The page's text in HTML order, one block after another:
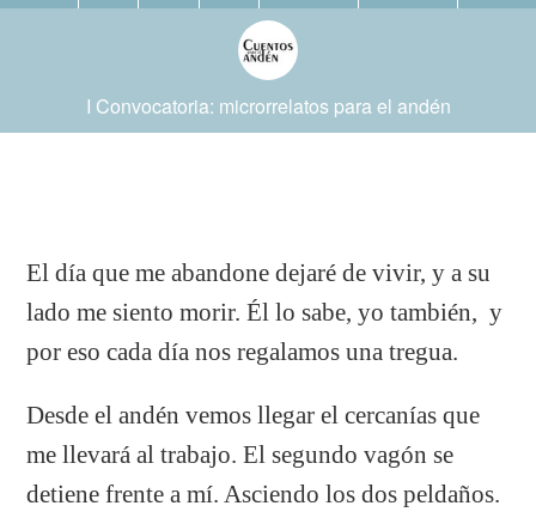
I Convocatoria: microrrelatos para el andén
El día que me abandone dejaré de vivir, y a su
lado me siento morir. Él lo sabe, yo también, y
por eso cada día nos regalamos una tregua.
Desde el andén vemos llegar el cercanías que
me llevará al trabajo. El segundo vagón se
detiene frente a mí. Asciendo los dos peldaños.